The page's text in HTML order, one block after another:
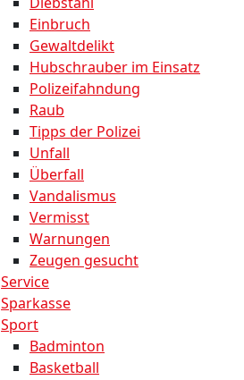
Einbruch
Gewaltdelikt
Hubschrauber im Einsatz
Polizeifahndung
Raub
Tipps der Polizei
Unfall
Überfall
Vandalismus
Vermisst
Warnungen
Zeugen gesucht
Service
Sparkasse
Sport
Badminton
Basketball